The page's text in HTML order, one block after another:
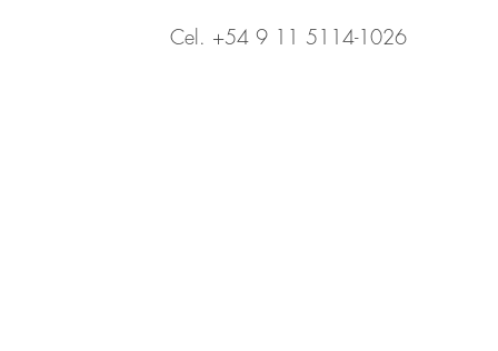
Cel. +54 9 11 5114-1026